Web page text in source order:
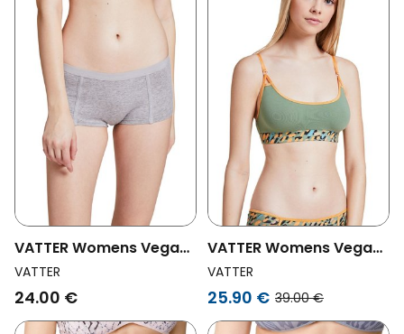
VATTER Womens Vegan
Shorts Emma Grey
VATTER
24.00 €
VATTER Womens Vegan
Bralette Paula Terrazzo
Green
VATTER
25.90 € 39.00 €